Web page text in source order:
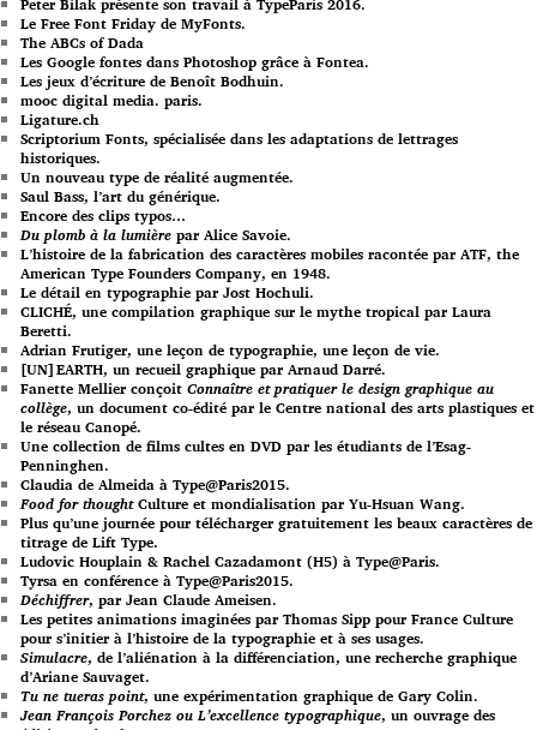
Le Free Font Friday de MyFonts.
The ABCs of Dada
Les Google fontes dans Photoshop grâce à Fontea.
Les jeux d’écriture de Benoît Bodhuin.
mooc digital media. paris.
Ligature.ch
Scriptorium Fonts, spécialisée dans les adaptations de lettrages
historiques.
Un nouveau type de réalité augmentée.
Saul Bass, l’art du générique.
Encore des clips typos…
Du plomb à la lumière par Alice Savoie.
L’histoire de la fabrication des caractères mobiles racontée par ATF, the
American Type Founders Company, en 1948.
Le détail en typographie par Jost Hochuli.
CLICHÉ, une compilation graphique sur le mythe tropical par Laura
Beretti.
Adrian Frutiger, une leçon de typographie, une leçon de vie.
[UN]EARTH, un recueil graphique par Arnaud Darré.
Fanette Mellier conçoit Connaître et pratiquer le design graphique au
collège, un document co-édité par le Centre national des arts plastiques et
le réseau Canopé.
Une collection de films cultes en DVD par les étudiants de l’Esag-
Penninghen.
Claudia de Almeida à Type@Paris2015.
Food for thoughtCulture et mondialisation par Yu-Hsuan Wang.
Plus qu’une journée pour télécharger gratuitement les beaux caractères de
titrage de Lift Type.
Ludovic Houplain & Rachel Cazadamont (H5) à Type@Paris.
Tyrsa en conférence à Type@Paris2015.
Déchiffrer, par Jean Claude Ameisen.
Les petites animations imaginées par Thomas Sipp pour France Culture
pour s’initier à l’histoire de la typographie et à ses usages.
Simulacre, de l’aliénation à la différenciation, une recherche graphique
d’Ariane Sauvaget.
Tu ne tueras point, une expérimentation graphique de Gary Colin.
Jean François Porchez ou L’excellence typographique, un ouvrage des